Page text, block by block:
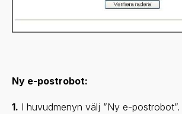
Ny e-postrobot:
1. I huvudmenyn välj ”Ny e-postrobot”.